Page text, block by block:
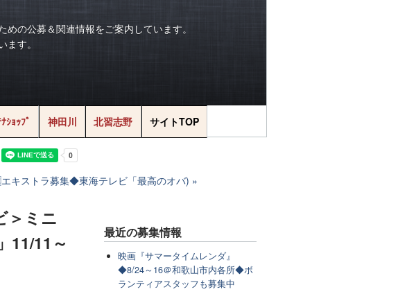
の公募＆関連情報をご案内しています。
す。
ｼｮｯﾌﾟ 神田川 北習志野 サイトTOP
キストラ募集◆東海テレビ「最高のオバ)
＞ミニ
11/11～
最近の募集情報
映画『サマータイムレンダ』
◆8/24～16＠和歌山市内各所◆ボ
ランティアスタッフも募集中